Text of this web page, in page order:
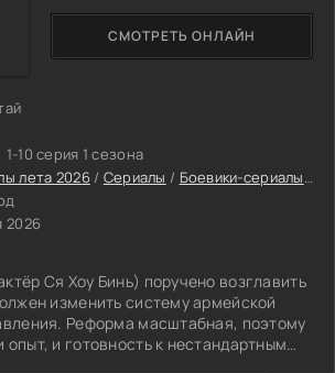
1-10 серия 1 сезона
лета 2026/ Сериалы / Боевики-сериалы/
2026
Ся Хоу Бинь) поручено возглавить
изменить систему армейской
Реформа масштабная, поэтому
и готовность к нестандартным
СМОТРЕТЬ ОНЛАЙН